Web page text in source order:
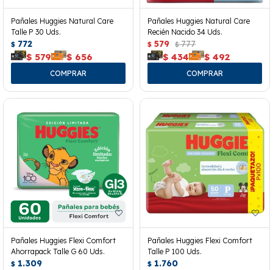
Pañales Huggies Natural Care
Talle P 30 Uds.
$ 772
$ 579 $ 656
Pañales Huggies Natural Care
Recién Nacido 34 Uds.
$ 579 $ 777
$ 434 $ 492
Pañales Huggies Flexi Comfort
Ahorrapack Talle G 60 Uds.
$ 1.309
Pañales Huggies Flexi Comfort
Talle P 100 Uds.
$ 1.760